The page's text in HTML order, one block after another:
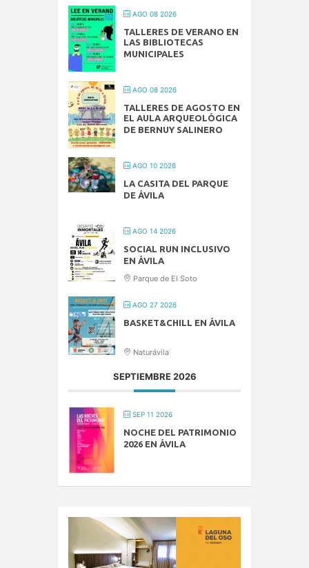
AGO 08 2026
TALLERES DE VERANO EN
LAS BIBLIOTECAS
MUNICIPALES
AGO 08 2026
TALLERES DE AGOSTO EN
EL AULA ARQUEOLÓGICA
DE BERNUY SALINERO
AGO 10 2026
LA CASITA DEL PARQUE
DE ÁVILA
AGO 14 2026
SOCIAL RUN INCLUSIVO
EN ÁVILA
Parque de El Soto
AGO 27 2026
BASKET&CHILL EN ÁVILA
Naturávila
SEPTIEMBRE 2026
SEP 11 2026
NOCHE DEL PATRIMONIO
2026 EN ÁVILA